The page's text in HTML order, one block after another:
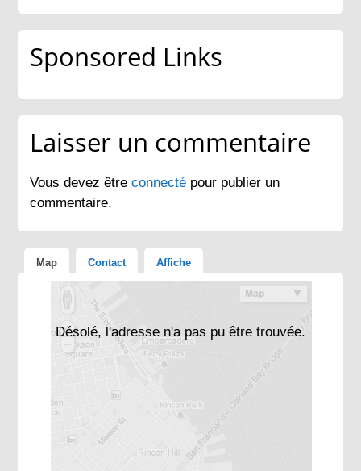
Sponsored Links
Laisser un commentaire
Vous devez êtreconnecté pour publier un
commentaire.
Map Contact Affiche
Désolé, l'adresse n'a pas pu être trouvée.